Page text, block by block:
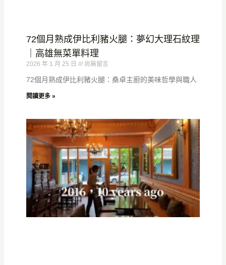
72個月熟成伊比利豬火腿：夢幻大理石紋理
｜高雄無菜單料理
2026 年 1 月 25 日 尚無留言
72個月熟成伊比利豬火腿：桑卓主廚的美味哲學與職人
閱讀更多 »